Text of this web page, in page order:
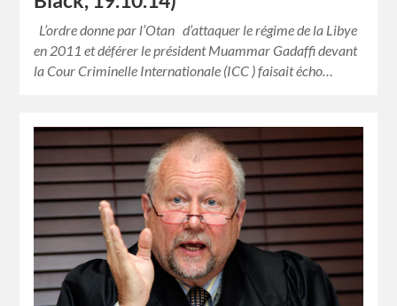
L’ordre donne par l’Otan d’attaquer le régime de la Libye
en 2011 et déférer le président Muammar Gadaffi devant
la Cour Criminelle Internationale (ICC ) faisait écho…